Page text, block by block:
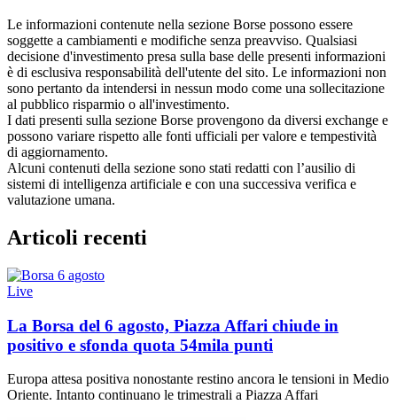
Le informazioni contenute nella sezione Borse possono essere
soggette a cambiamenti e modifiche senza preavviso. Qualsiasi
decisione d'investimento presa sulla base delle presenti informazioni
è di esclusiva responsabilità dell'utente del sito. Le informazioni non
sono pertanto da intendersi in nessun modo come una sollecitazione
al pubblico risparmio o all'investimento.
I dati presenti sulla sezione Borse provengono da diversi exchange e
possono variare rispetto alle fonti ufficiali per valore e tempestività
di aggiornamento.
Alcuni contenuti della sezione sono stati redatti con l’ausilio di
sistemi di intelligenza artificiale e con una successiva verifica e
valutazione umana.
Articoli recenti
Live
La Borsa del 6 agosto, Piazza Affari chiude in
positivo e sfonda quota 54mila punti
Europa attesa positiva nonostante restino ancora le tensioni in Medio
Oriente. Intanto continuano le trimestrali a Piazza Affari